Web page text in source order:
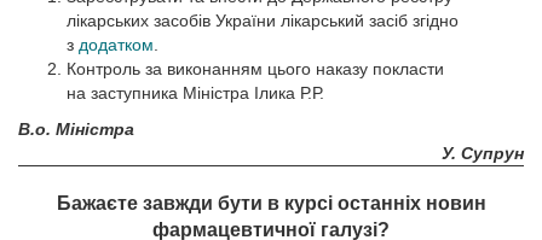
лікарських засобів України лікарський засіб згідно
з додатком
Контроль за виконанням цього наказу покласти
на заступника Міністра Ілика Р.Р.
В.о. Міністра
У. Супрун
Бажаєте завжди бути в курсі останніх новин
фармацевтичної галузі?